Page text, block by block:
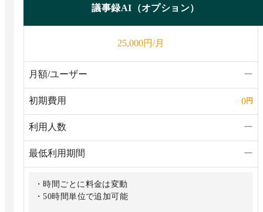
議事録AI（オプション）
25,000円/月
月額/ユーザー ー
初期費用 0円
利用人数 ー
最低利用期間 ー
・時間ごとに料金は変動
・50時間単位で追加可能